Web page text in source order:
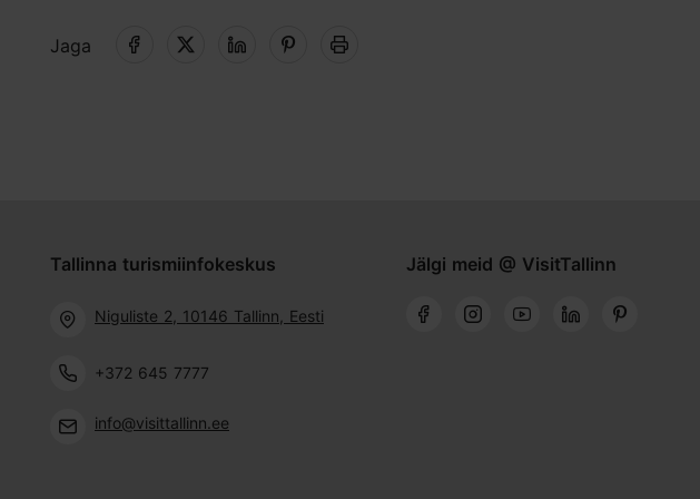
Jaga
Tallinna turismiinfokeskus
Niguliste 2, 10146 Tallinn, Eesti
+372 645 7777
info@visittallinn.ee
Jälgi meid @ VisitTallinn